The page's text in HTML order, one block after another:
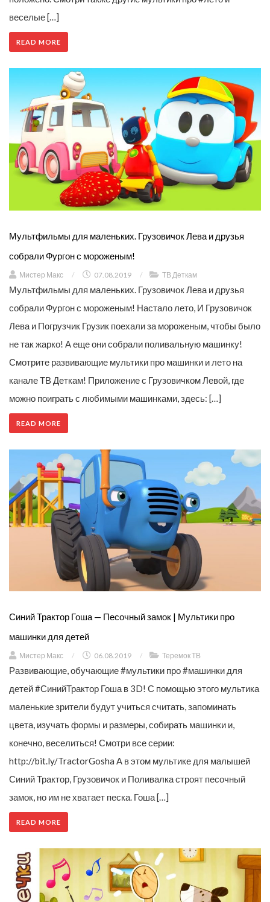
веселые […]
READ MORE
Мультфильмы для маленьких. Грузовичок Лева и друзья
собрали Фургон с мороженым!
Мистер Макс / 07.08.2019 / ТВ Деткам
Мультфильмы для маленьких. Грузовичок Лева и друзья
собрали Фургон с мороженым! Настало лето, И Грузовичок
Лева и Погрузчик Грузик поехали за мороженым, чтобы было
не так жарко! А еще они собрали поливальную машинку!
Смотрите развивающие мультики про машинки и лето на
канале ТВ Деткам! Приложение с Грузовичком Левой, где
можно поиграть с любимыми машинками, здесь: […]
READ MORE
Синий Трактор Гоша — Песочный замок | Мультики про
машинки для детей
Мистер Макс / 06.08.2019 / Теремок ТВ
Развивающие, обучающие #мультики про #машинки для
детей #СинийТрактор Гоша в 3D! С помощью этого мультика
маленькие зрители будут учиться считать, запоминать
цвета, изучать формы и размеры, собирать машинки и,
конечно, веселиться! Смотри все серии:
http://bit.ly/TractorGosha А в этом мультике для малышей
Синий Трактор, Грузовичок и Поливалка строят песочный
замок, но им не хватает песка. Гоша […]
READ MORE